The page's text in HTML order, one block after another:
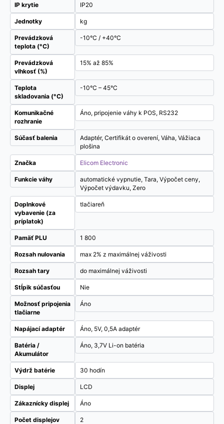
IP krytie IP20
Jednotky kg
Prevádzková
teplota (°C)
-10°C / +40°C
Prevádzková
vlhkosť (%)
15% až 85%
Teplota
skladovania (°C)
-10°C – 45°C
Komunikačné
rozhranie
Áno, pripojenie váhy k POS, RS232
Súčasť balenia
Adaptér, Certifikát o overení, Váha, Vážiaca
plošina
Značka Elicom Electronic
Funkcie váhy
automatické vypnutie, Tara, Výpočet ceny,
Výpočet výdavku, Zero
Doplnkové
vybavenie (za
príplatok)
tlačiareň
Pamäť PLU 1 800
Rozsah nulovania max 2% z maximálnej váživosti
Rozsah tary do maximálnej váživosti
Stĺpik súčasťou Nie
Možnosť pripojenia
tlačiarne
Áno
Napájací adaptér Áno, 5V, 0,5A adaptér
Batéria /
Akumulátor
Áno, 3,7V Li-on batéria
Výdrž batérie 30 hodín
Displej LCD
Zákaznícky displej Áno
Počet displejov 2